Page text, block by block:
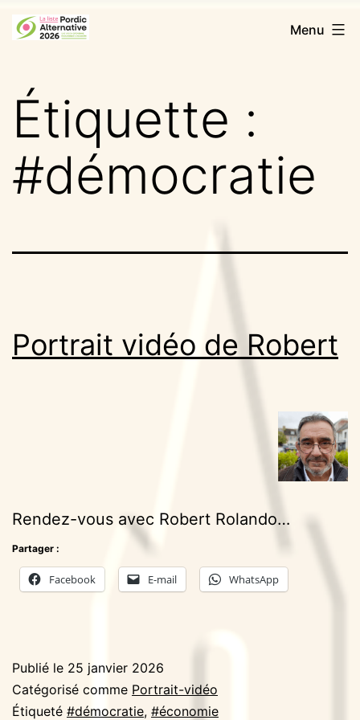
Aller
auPordic
2026
Menu
Étiquette :
#démocratie
Portrait vidéo de Robert
Rendez-vous avec Robert Rolando…
Partager :
Facebook E-mail WhatsApp
Publié le 25 janvier 2026
Catégorisé comme Portrait-vidéo
Étiqueté #démocratie, #économie